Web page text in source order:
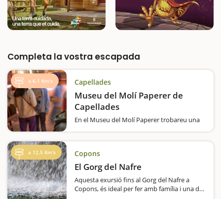
Completa la vostra escapada
a 6,1 Km's Capellades
Museu del Molí Paperer de
Capellades
En el Museu del Molí Paperer trobareu una
veure in situ el treball dels artesans fent
paper…
a 12,5 Km's Copons
El Gorg del Nafre
Aquesta exursió fins al Gorg del Nafre a
Copons, és ideal per fer amb família i una de